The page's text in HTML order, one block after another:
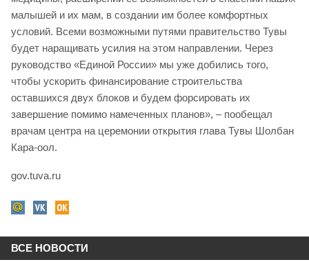
малышей и их мам, в создании им более комфортных
условий. Всеми возможными путями правительство Тувы
будет наращивать усилия на этом направлении. Через
руководство «Единой России» мы уже добились того,
чтобы ускорить финансирование строительства
оставшихся двух блоков и будем форсировать их
завершение помимо намеченных планов», – пообещал
врачам центра на церемонии открытия глава Тувы Шолбан
Кара-оол.
gov.tuva.ru
ВСЕ НОВОСТИ